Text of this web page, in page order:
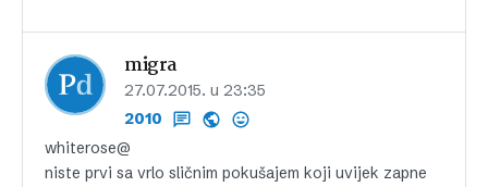
migra
27.07.2015. u 23:35
2010
whiterose@
niste prvi sa vrlo sličnim pokušajem koji uvijek zapne